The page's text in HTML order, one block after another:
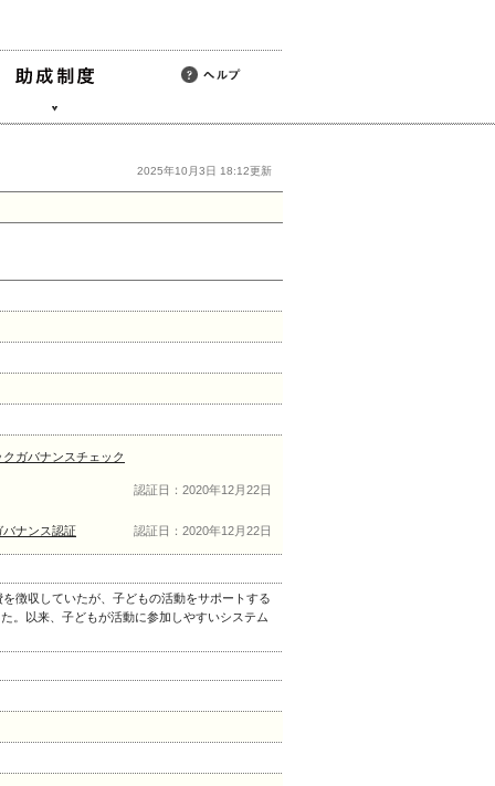
2025年10月3日 18:12更新
ガバナンスチェック
認証日：2020年12月22日
バナンス認証 認証日：2020年12月22日
徴収していたが、子どもの活動をサポートする
。以来、子どもが活動に参加しやすいシステム